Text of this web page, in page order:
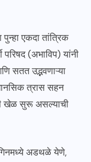
एकदा तांत्रिक
परिषद (अभाविप) यांनी
सतत उद्भवणाऱ्या
त्रास सहन
खेळ सुरू असल्याची
अडथळे येणे,